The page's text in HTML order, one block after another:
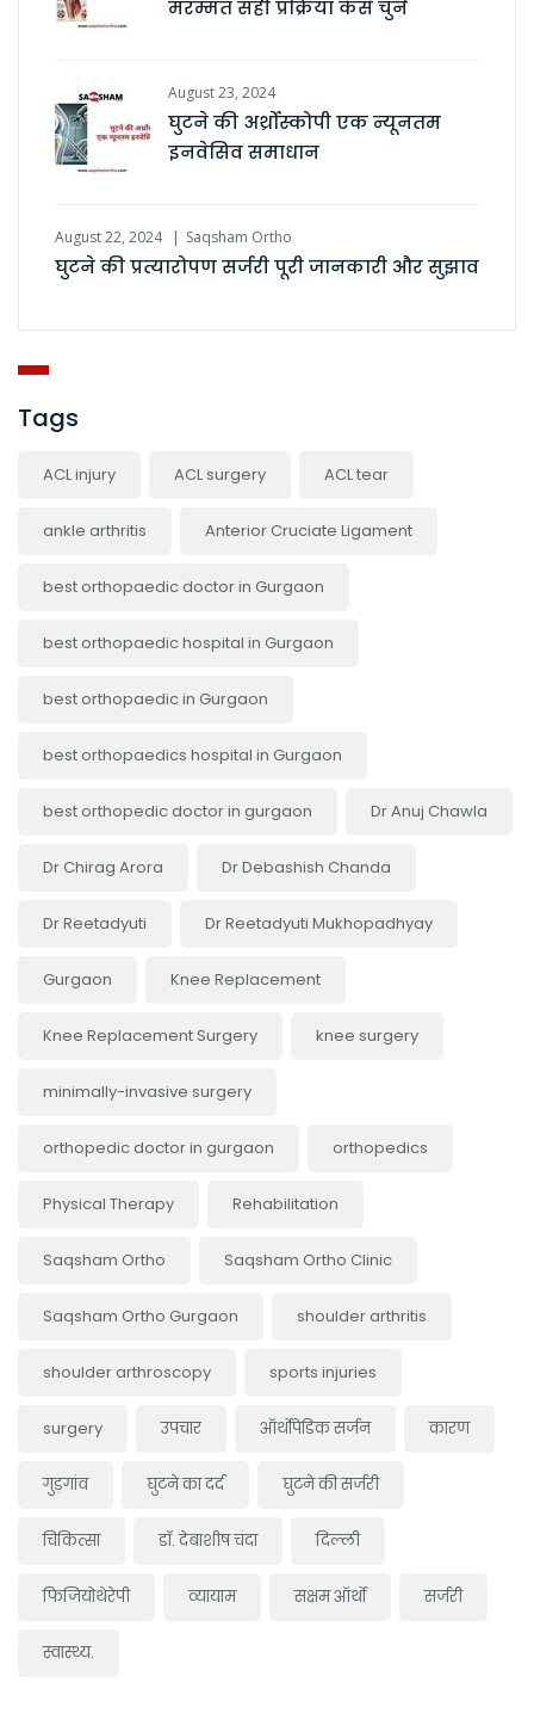
मरम्मत सही प्रक्रिया कैसे चुनें
August 23, 2024
घुटने की अर्थ्रोस्कोपी एक न्यूनतम
इनवेसिव समाधान
August 22, 2024 Saqsham Ortho
घुटने की प्रत्यारोपण सर्जरी पूरी जानकारी और सुझाव
Tags
ACL injury ACL surgery ACL tear
ankle arthritis Anterior Cruciate Ligament
best orthopaedic doctor in Gurgaon
best orthopaedic hospital in Gurgaon
best orthopaedic in Gurgaon
best orthopaedics hospital in Gurgaon
best orthopedic doctor in gurgaon Dr Anuj Chawla
Dr Chirag Arora Dr Debashish Chanda
Dr Reetadyuti Dr Reetadyuti Mukhopadhyay
Gurgaon Knee Replacement
Knee Replacement Surgery knee surgery
minimally-invasive surgery
orthopedic doctor in gurgaon orthopedics
Physical Therapy Rehabilitation
Saqsham Ortho Saqsham Ortho Clinic
Saqsham Ortho Gurgaon shoulder arthritis
shoulder arthroscopy sports injuries
surgery उपचार ऑर्थोपेडिक सर्जन कारण
गुड़गांव घुटने का दर्द घुटने की सर्जरी
चिकित्सा डॉ. देबाशीष चंदा दिल्ली
फिजियोथेरेपी व्यायाम सक्षम ऑर्थो सर्जरी
स्वास्थ्य.